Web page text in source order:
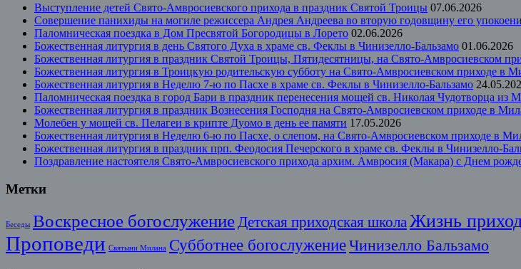
Выступление детей Свято-Амвросиевского прихода в праздник Святой Троицы 07.06.2026
Совершение панихиды на могиле режиссера Андрея Андреева во вторую годовщину его
Паломническая поездка в Дом Пресвятой Богородицы в Лорето 02.06.2026
Божественная литургия в день Святого Духа в храме св. Феклы в Чинизелло-Бальзамо 01.06.2026
Божественная литургия в праздник Святой Троицы, Пятидесятницы, на Свято-Амвросиевском
Божественная литургия в Троицкую родительскую субботу на Свято-Амвросиевском приходе в
Божественная литургия в Неделю 7-ю по Пасхе в храме св. Феклы в Чинизелло-Бальзамо
Паломническая поездка в город Бари в праздник перенесения мощей св. Николая Чудотворца из
Божественная литургия в праздник Вознесения Господня на Свято-Амвросиевском приходе в
Молебен у мощей св. Пелагеи в крипте Дуомо в день ее памяти 17.05.2026
Божественная литургия в Неделю 6-ю по Пасхе, о слепом, на Свято-Амвросиевском приходе в
Божественная литургия в праздник прп. Феодосия Печерского в храме св. Феклы в Чинизелло-
Поздравление настоятеля Свято-Амвросиевского прихода архим. Амвросия (Макара) с Днем
Метки
Беседы Воскресное богослужение Детская приходская школа Жизнь
Проповеди Святыни Милана Субботнее богослужениеЧинизелло Бальзамо